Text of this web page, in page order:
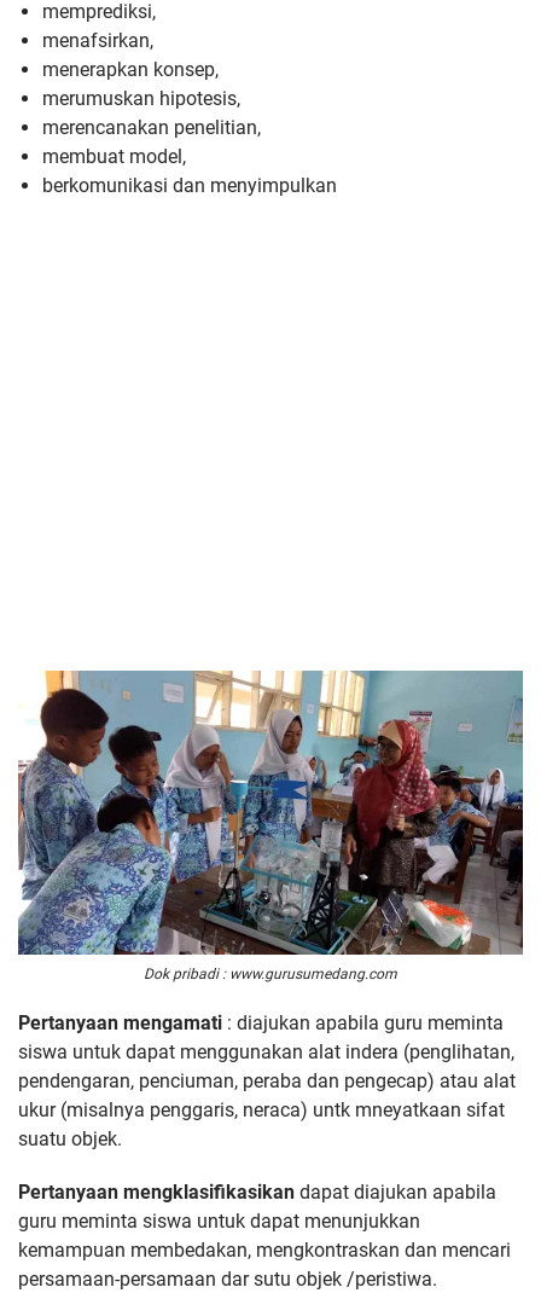
memprediksi,
menafsirkan,
menerapkan konsep,
merumuskan hipotesis,
merencanakan penelitian,
membuat model,
berkomunikasi dan menyimpulkan
Dok pribadi : www.gurusumedang.com
Pertanyaan mengamati : diajukan apabila guru meminta
siswa untuk dapat menggunakan alat indera (penglihatan,
pendengaran, penciuman, peraba dan pengecap) atau alat
ukur (misalnya penggaris, neraca) untk mneyatkaan sifat
suatu objek.
Pertanyaan mengklasifikasikan dapat diajukan apabila
guru meminta siswa untuk dapat menunjukkan
kemampuan membedakan, mengkontraskan dan mencari
persamaan-persamaan dar sutu objek /peristiwa.